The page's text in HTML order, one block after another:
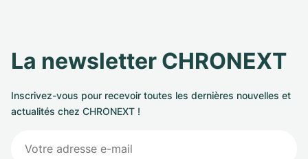
La newsletter CHRONEXT
Inscrivez-vous pour recevoir toutes les dernières nouvelles et
actualités chez CHRONEXT !